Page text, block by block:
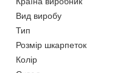
Вид виробу
Тип
Розмір шкарпеток
Колір